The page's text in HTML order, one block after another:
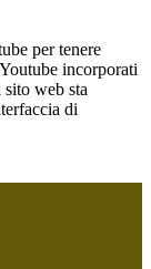
per tenere
incorporati
web sta
di